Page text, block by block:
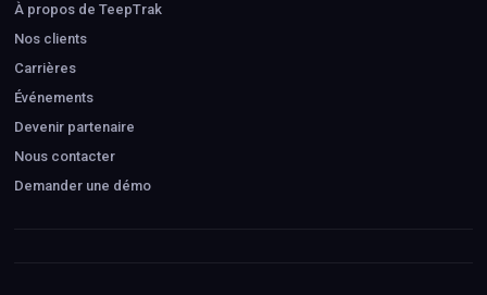
À propos de TeepTrak
Nos clients
Carrières
Événements
Devenir partenaire
Nous contacter
Demander une démo